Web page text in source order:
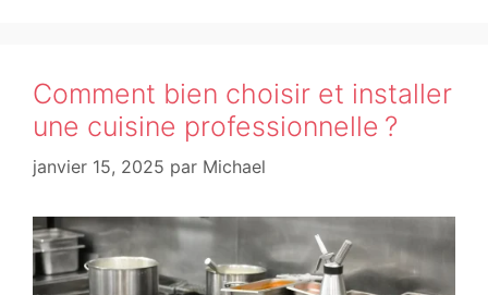
Comment bien choisir et installer
une cuisine professionnelle ?
janvier 15, 2025 par Michael